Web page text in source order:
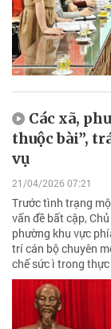
Các xã,
thuộc bài”,
vụ
21/04/2026 07:21
Trước tình trạng
vấn đề bất cập,
phường khu vực
trí cán bộ chuyên
chế sức ì trong